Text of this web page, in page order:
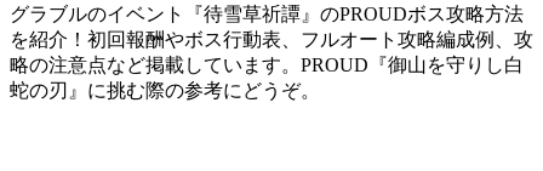
グラブルのイベント『待雪草祈譚』のPROUDボス攻略方法
を紹介！初回報酬やボス行動表、フルオート攻略編成例、攻
略の注意点など掲載しています。PROUD『御山を守りし白
蛇の刃』に挑む際の参考にどうぞ。